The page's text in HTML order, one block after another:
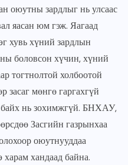
оюутны зардлыг нь улсаас
яасан юм гэж. Яагаад
хувь хүний зардлын
боловсон хүчин, хүний
тогтнолтой холбоотой
засаг мөнгө гаргахгүй
байх нь зохимжгүй. БНХАУ,
Засгийн газрынхаа
оюутнууддаа
харам хандаад байна.